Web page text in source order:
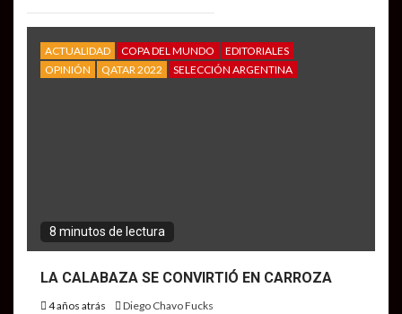
ACTUALIDAD COPA DEL MUNDO
EDITORIALES
OPINIÓN
QATAR 2022 SELECCIÓN ARGENTINA
8 minutos de lectura
LA CALABAZA SE CONVIRTIÓ EN CARROZA
4 años atrás Diego Chavo Fucks